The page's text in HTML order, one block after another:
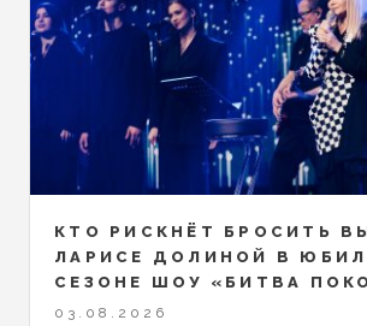
КТО РИСКНЁТ БРОСИТЬ
ЛАРИСЕ ДОЛИНОЙ В
СЕЗОНЕ ШОУ «БИТВА
03.08.2026